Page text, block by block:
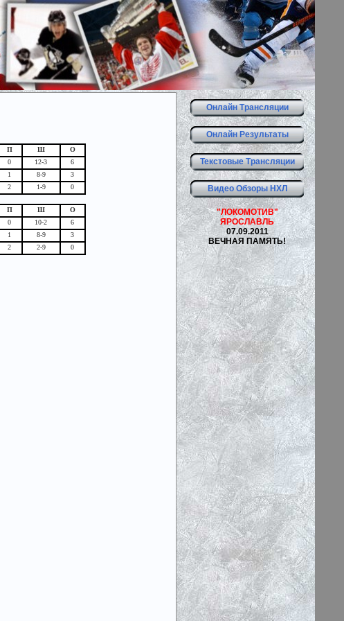
Онлайн Трансляции
Онлайн Результаты
Текстовые Трансляции
Видео Обзоры НХЛ
"ЛОКОМОТИВ"
ЯРОСЛАВЛЬ
07.09.2011
ВЕЧНАЯ ПАМЯТЬ!
П Ш
О
0 12-3
6
1 8-9
3
2 1-9
0
П Ш
О
0 10-2
6
1 8-9
3
2 2-9 0